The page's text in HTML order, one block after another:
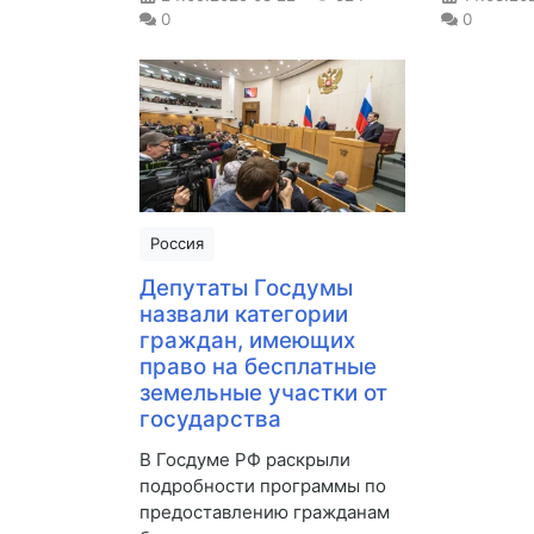
0
0
Россия
Депутаты Госдумы
назвали категории
граждан, имеющих
право на бесплатные
земельные участки от
государства
В Госдуме РФ раскрыли
подробности программы по
предоставлению гражданам